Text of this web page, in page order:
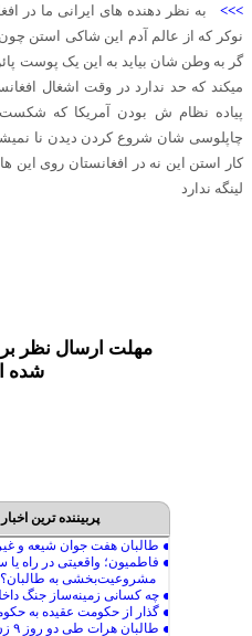
>>> به نظر دهنده های ایرانی ما در
نوکر که از عالم آدم این شاکی استن
گر به وطن شان بیاید به این یک پوست
میکند که حد ندارد در وقت اشغال
پیاده نظام ش بودن آمریکا که
چاپلوسی شان شروع کردن دیدن نا
کار استن این نه در افغانستان روی
لینگه ندارد
مهلت ارسال نظر
شده
پربیننده ترین اخبار 48 ساعت